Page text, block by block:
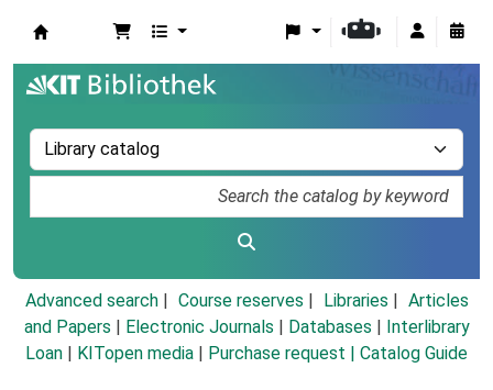
Advanced search Course reserves Libraries
Articles
and Papers
Electronic Journals Databases
Interlibrary
Loan
KITopen media Purchase request | Catalog Guide